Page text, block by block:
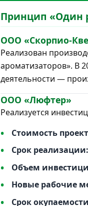
Принцип «Один
ООО «Скорпио-
Реализован
ароматизаторов». В
деятельности —
ООО «Люфтер»
Реализуется
Стоимость
Срок реализации:
Объем
Новые рабочие
Срок